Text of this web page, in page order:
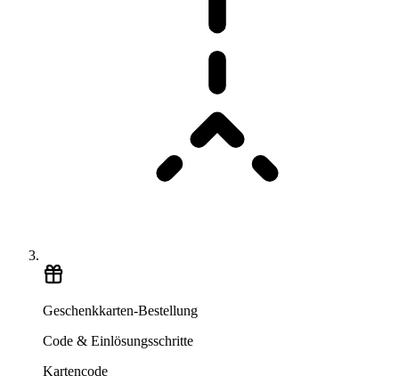
Geschenkkarten-Bestellung
Code & Einlösungsschritte
Kartencode